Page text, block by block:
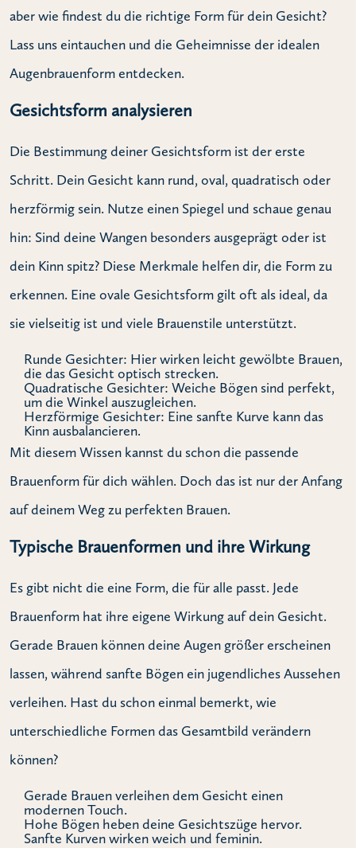
aber wie findest du die richtige Form für dein Gesicht?
Lass uns eintauchen und die Geheimnisse der idealen
Augenbrauenform entdecken.
Gesichtsform analysieren
Die Bestimmung deiner Gesichtsform ist der erste
Schritt. Dein Gesicht kann rund, oval, quadratisch oder
herzförmig sein. Nutze einen Spiegel und schaue genau
hin: Sind deine Wangen besonders ausgeprägt oder ist
dein Kinn spitz? Diese Merkmale helfen dir, die Form zu
erkennen. Eine ovale Gesichtsform gilt oft als ideal, da
sie vielseitig ist und viele Brauenstile unterstützt.
Runde Gesichter: Hier wirken leicht gewölbte Brauen,
die das Gesicht optisch strecken.
Quadratische Gesichter: Weiche Bögen sind perfekt,
um die Winkel auszugleichen.
Herzförmige Gesichter: Eine sanfte Kurve kann das
Kinn ausbalancieren.
Mit diesem Wissen kannst du schon die passende
Brauenform für dich wählen. Doch das ist nur der Anfang
auf deinem Weg zu perfekten Brauen.
Typische Brauenformen und ihre Wirkung
Es gibt nicht die eine Form, die für alle passt. Jede
Brauenform hat ihre eigene Wirkung auf dein Gesicht.
Gerade Brauen können deine Augen größer erscheinen
lassen, während sanfte Bögen ein jugendliches Aussehen
verleihen. Hast du schon einmal bemerkt, wie
unterschiedliche Formen das Gesamtbild verändern
können?
Gerade Brauen verleihen dem Gesicht einen
modernen Touch.
Hohe Bögen heben deine Gesichtszüge hervor.
Sanfte Kurven wirken weich und feminin.